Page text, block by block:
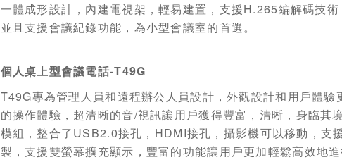
一體成形設計，內建電視架，輕易建置，支援H.265編解碼技
並且支援會議紀錄功能，為小型會議室的首選。
個人桌上型會議電話-T49G
T49G專為管理人員和遠程辦公人員設計，外觀設計和用戶體驗
的操作體驗，超清晰的音/視訊讓用戶獲得豐富，清晰，身臨其
模組，整合了USB2.0接孔， HDMI接孔，攝影機可以移動，支
製，支援雙螢幕擴充顯示，豐富的功能讓用戶更加輕鬆高效地進